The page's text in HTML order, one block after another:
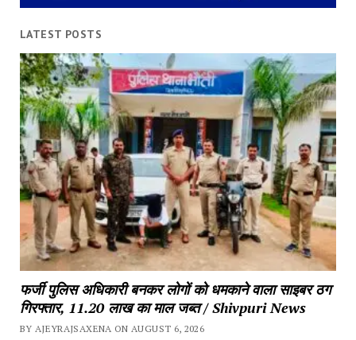
LATEST POSTS
फर्जी पुलिस अधिकारी बनकर लोगों को धमकाने वाला साइबर ठग
गिरफ्तार, 11.20 लाख का माल जब्त / Shivpuri News
BY AJEYRAJSAXENA ON AUGUST 6, 2026